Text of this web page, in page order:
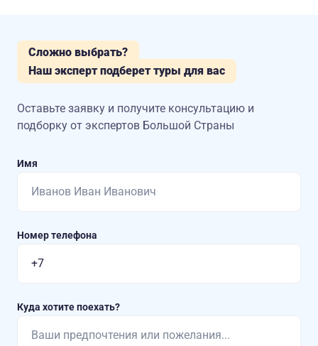
Сложно выбрать?
Наш эксперт подберет туры для вас
Оставьте заявку и получите консультацию и
подборку от экспертов Большой Страны
Имя
Номер телефона
Куда хотите поехать?